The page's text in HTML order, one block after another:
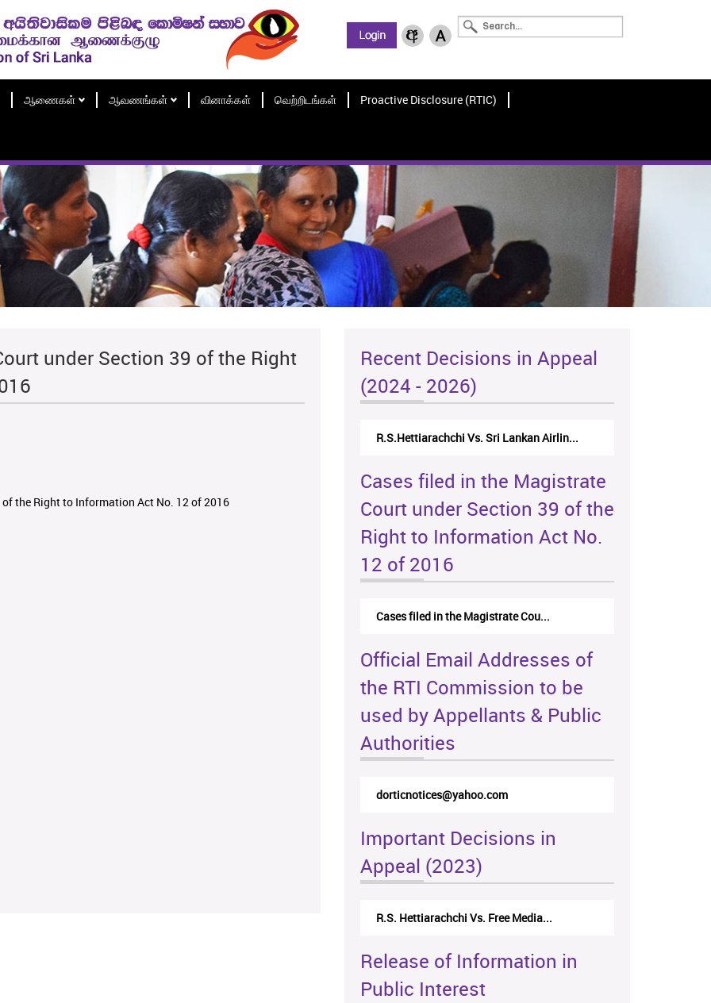
ஆணைகள் ஆவணங்கள் வினாக்கள் வெற்றிடங்கள் Proactive Disclosure (RTIC)
under Section 39 of the Right
the Right to Information Act No. 12 of 2016
Recent Decisions in Appeal
(2024 - 2026)
R.S.Hettiarachchi Vs. Sri Lankan Airlin...
Cases filed in the Magistrate
Court under Section 39 of the
Right to Information Act No.
12 of 2016
Cases filed in the Magistrate Cou...
Official Email Addresses of
the RTI Commission to be
used by Appellants & Public
Authorities
dorticnotices@yahoo.com
Important Decisions in
Appeal (2023)
R.S. Hettiarachchi Vs. Free Media...
Release of Information in
Public Interest